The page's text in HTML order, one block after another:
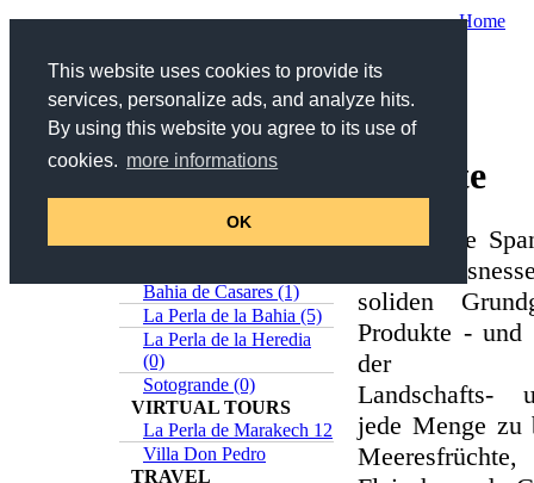
This website uses cookies to provide its
services, personalize ads, and analyze hits.
By using this website you agree to its use of
cookies. more informations
OK
Home
Search
Search title and description
Online-Catalog
Estepona (5)
Casares (0)
Bahia de Casares (1)
La Perla de la Bahia (5)
La Perla de la Heredia
(0)
Sotogrande (0)
VIRTUAL TOURS
La Perla de Marakech 12
Villa Don Pedro
TRAVEL
Rezepte
Die Küche
mit
soliden
Produkte -
der
Landschafts-
jede Menge zu